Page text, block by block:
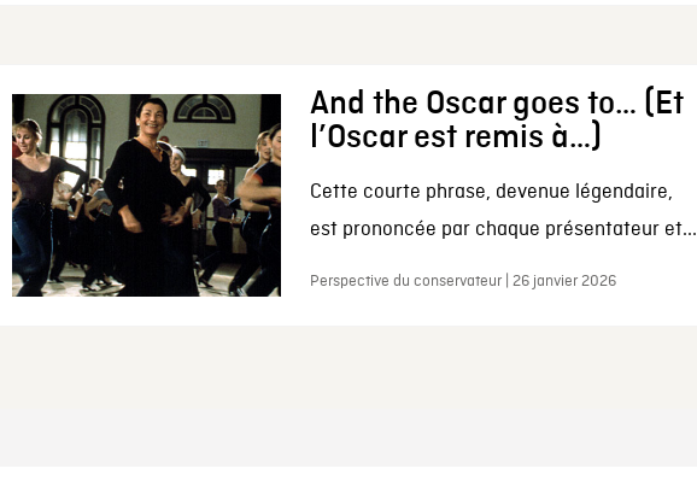
And the Oscar goes to… (Et
l’Oscar est remis à…)
Cette courte phrase, devenue légendaire,
est prononcée par chaque présentateur et...
Perspective du conservateur | 26 janvier 2026